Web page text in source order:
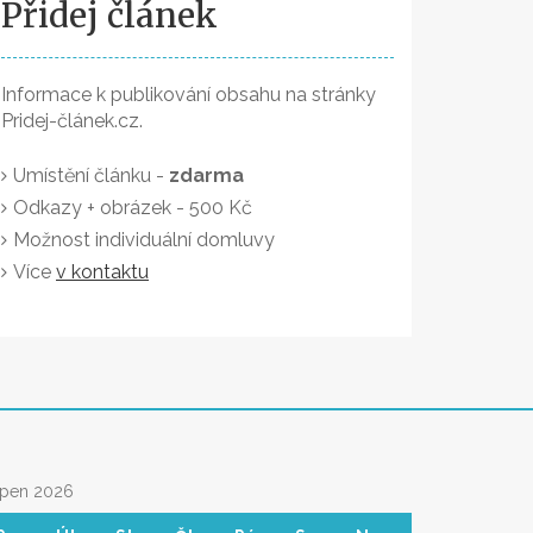
Přidej článek
Informace k publikování obsahu na stránky
Pridej-článek.cz.
Umístění článku - zdarma
Odkazy + obrázek - 500 Kč
Možnost individuální domluvy
Více v kontaktu
2026